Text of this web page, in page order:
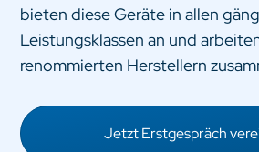
bieten diese Geräte in allen
Leistungsklassen an und
renommierten Herstellern
Jetzt Erstgespräch